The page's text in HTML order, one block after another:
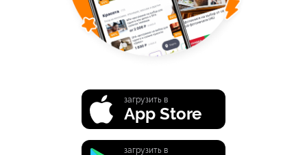
загрузить в
App Store
загрузить в